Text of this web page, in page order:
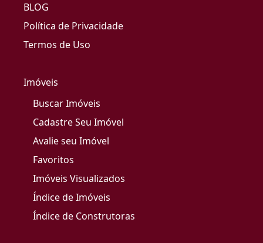
BLOG
Política de Privacidade
Termos de Uso
Imóveis
Buscar Imóveis
Cadastre Seu Imóvel
Avalie seu Imóvel
Favoritos
Imóveis Visualizados
Índice de Imóveis
Índice de Construtoras